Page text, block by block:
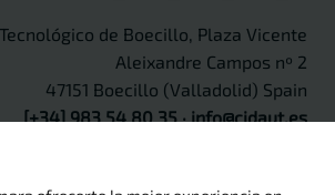
de Boecillo, Plaza Vicente
Aleixandre Campos nº 2
47151 Boecillo (Valladolid) Spain
[+34] 983 54 80 35 · info@cidaut.es